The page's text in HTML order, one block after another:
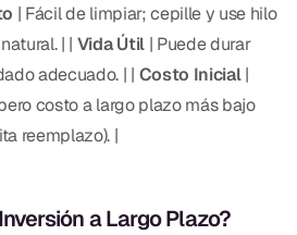
| Fácil de limpiar; cepille y use hilo
| | Vida Útil| Puede durar
adecuado. | | Costo Inicial|
costo a largo plazo más bajo
reemplazo). |
a Largo Plazo?